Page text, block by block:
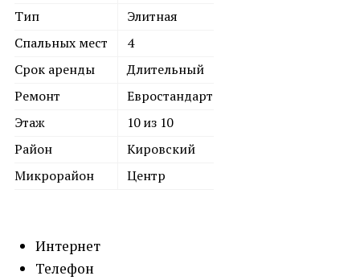
Тип
Элитная
Спальных мест
4
Срок аренды
Длительный
Ремонт
Евростандарт
Этаж
10 из 10
Район
Кировский
Микрорайон
Центр
Интернет
Телефон